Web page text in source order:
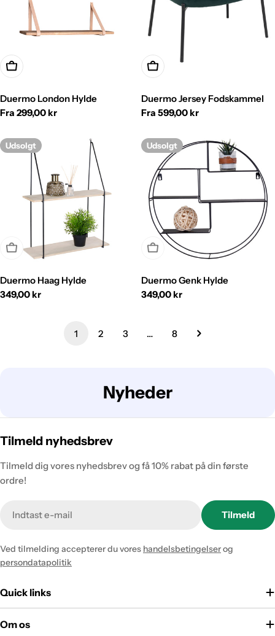
Vælg
Duermo London Hylde
Normalpris
Fra 299,00 kr
Vælg
Duermo Jersey Fodskammel
Normalpris
Fra 599,00 kr
Udsolgt
Udsolgt
Duermo Haag Hylde
Normalpris
349,00 kr
Udsolgt
Udsolgt
Duermo Genk Hylde
Normalpris
349,00 kr
1 2 3 … 8
:
Nyheder
Tilmeld nyhedsbrev
Tilmeld dig vores nyhedsbrev og få 10% rabat på din første
ordre!
Tilmeld
Ved tilmelding accepterer du vores handelsbetingelserog
persondatapolitik
Quick links
Om os